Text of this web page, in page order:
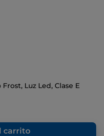
Luz Led, Clase E
carrito